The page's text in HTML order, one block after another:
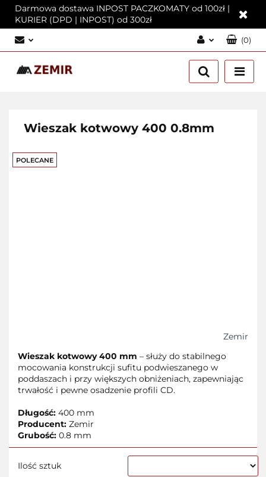
Darmowa dostawa INPOST PACZKOMATY od 100zł |
KURIER (DPD | INPOST) od 300zł
Zaloguj się
Załóż konto
(0)
Wieszak kotwowy 400 0.8mm
POLECANE
Zemir
Wieszak kotwowy 400 mm – służy do stabilnego
mocowania konstrukcji sufitu podwieszanego w
poddaszach i przy większych obniżeniach, zapewniając
trwałość i pewne osadzenie profili CD.
Długość: 400 mm
Producent: Zemir
Grubość: 0.8 mm
Ilość sztuk